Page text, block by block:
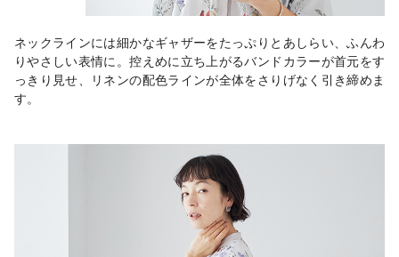
ネックラインには細かなギャザーをたっぷりとあしらい、ふんわ
りやさしい表情に。控えめに立ち上がるバンドカラーが首元をす
っきり見せ、リネンの配色ラインが全体をさりげなく引き締めま
す。